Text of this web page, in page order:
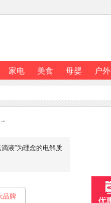
家电 美食 母婴 户外
液”为理念的电解质
品牌